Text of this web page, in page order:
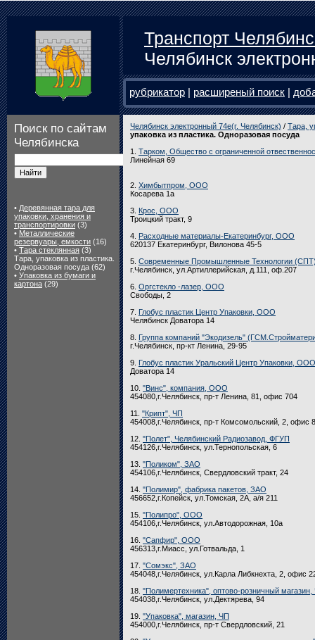
Транспорт
Челябинск
рубрикатор | расширеный поиск |
Поиск по сайтам
Челябинска
• Деревянная тара для
упаковки, хранения и
транспортировки (3)
• Металлические
резервуары, емкости (16)
• Тара стеклянная (3)
Тара, упаковка из пластика.
Одноразовая посуда (62)
• Упаковка из бумаги и
картона (29)
Челябинск электронный 74e(г. Челябинск) / Тара,
упаковка из пластика. Одноразовая посуда
1. Тарком, Общество с ограниченной
Линейная 69
2. Химбытпром, ООО
Косарева 1а
3. Крос, ООО
Троицкий тракт, 9
4. Расходные материалы-Екатеринбург, ООО
620137 Екатеринбург, Вилонова 45-5
5. Современные Промышленные Технологии
г.Челябинск, ул.Артиллерийская, д.111, оф.207
6. Оргстекло -лазер, ООО
Свободы, 2
7. Глобус пластик Центр Упаковки, ООО
Челябинск Доватора 14
8. Группа компаний "Экодизель"
г.Челябинск, пр-кт Ленина, 29-95
9. Глобус пластик Уральский Центр Упаковки, ООО
Доватора 14
10. "Винс", компания, ООО
454080,г.Челябинск, пр-т Ленина, 81, офис 704
11. "Крипт", ЧП
454008,г.Челябинск, пр-т Комсомольский, 2, офис
12. "Полет", Челябинский Радиозавод, ФГУП
454126,г.Челябинск, ул.Тернопольская, 6
13. "Поликом", ЗАО
454106,г.Челябинск, Свердловский тракт, 24
14. "Полимир", фабрика пакетов, ЗАО
456652,г.Копейск, ул.Томская, 2А, а/я 211
15. "Полипро", ООО
454106,г.Челябинск, ул.Автодорожная, 10а
16. "Сапфир", ООО
456313,г.Миасс, ул.Готвальда, 1
17. "Сомэкс", ЗАО
454048,г.Челябинск, ул.Карла Либкнехта, 2, офис
18. "Полимертехника", оптово-розничный
454038,г.Челябинск, ул.Дектярева, 94
19. "Упаковка", магазин, ЧП
454000,г.Челябинск, пр-т Свердловский, 21